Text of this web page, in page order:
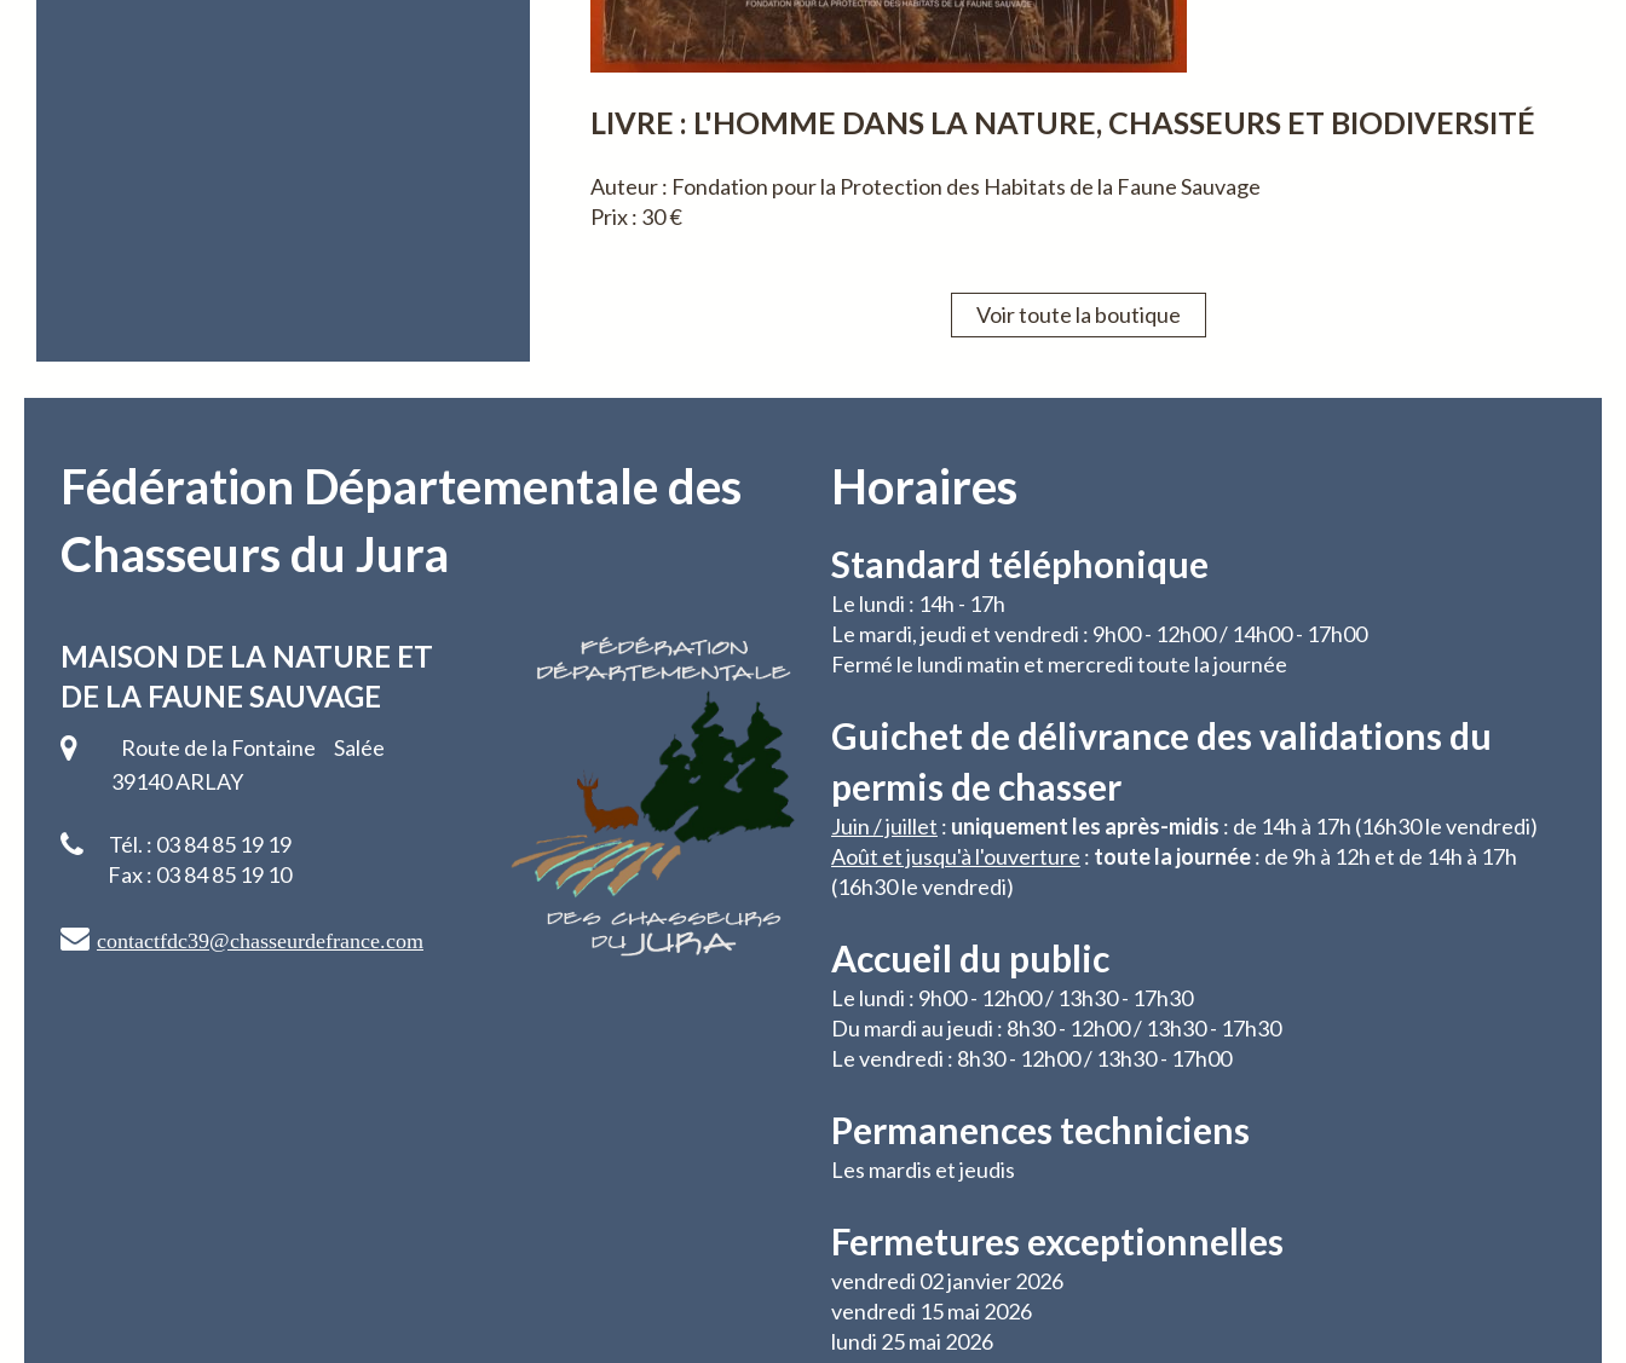
LIVRE : L'HOMME DANS LA NATURE, CHASSEURS ET BIODIVERSITÉ
Auteur : Fondation pour la Protection des Habitats de la Faune Sauvage
Prix : 30 €
Voir toute la boutique
Fédération Départementale des
Chasseurs du Jura
MAISON DE LA NATURE ET
DE LA FAUNE SAUVAGE
Route de la Fontaine Salée
39140 ARLAY
Tél. : 03 84 85 19 19
Fax : 03 84 85 19 10
contactfdc39@chasseurdefrance.com
Horaires
Standard téléphonique
Le lundi : 14h - 17h
Le mardi, jeudi et vendredi : 9h00 - 12h00 / 14h00 - 17h00
Fermé le lundi matin et mercredi toute la journée
Guichet de délivrance des validations du
permis de chasser
Juin / juillet : uniquement les après-midis : de 14h à 17h (16h30 le vendredi)
Août et jusqu'à l'ouverture : toute la journée: de 9h à 12h et de 14h à 17h
(16h30 le vendredi)
Accueil du public
Le lundi : 9h00 - 12h00 / 13h30 - 17h30
Du mardi au jeudi : 8h30 - 12h00 / 13h30 - 17h30
Le vendredi : 8h30 - 12h00 / 13h30 - 17h00
Permanences techniciens
Les mardis et jeudis
Fermetures exceptionnelles
vendredi 02 janvier 2026
vendredi 15 mai 2026
lundi 25 mai 2026